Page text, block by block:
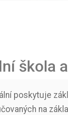
škola
poskytuje
na